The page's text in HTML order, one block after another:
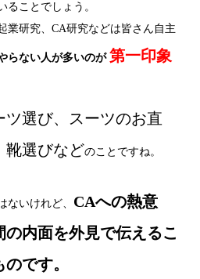
ることでしょう。
業研究、CA研究などは皆さん自主
らない人が多いのが第一印象
選び、スーツのお直
靴選びなどのことですね。
ないけれど、 CAへの熱意
内面を外見で伝えるこ
です。